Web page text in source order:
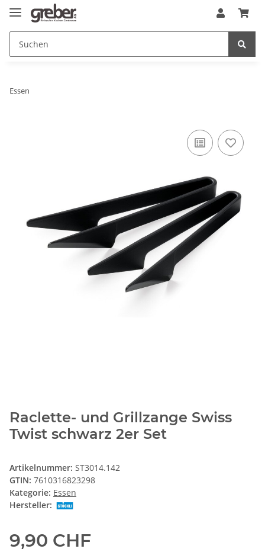
Essen
Raclette- und Grillzange Swiss
Twist schwarz 2er Set
Artikelnummer: ST3014.142
GTIN: 7610316823298
Kategorie: Essen
Hersteller:
9,90 CHF